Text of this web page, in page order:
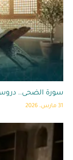
سورة الضحى.. دروس
31 مارس، 2026